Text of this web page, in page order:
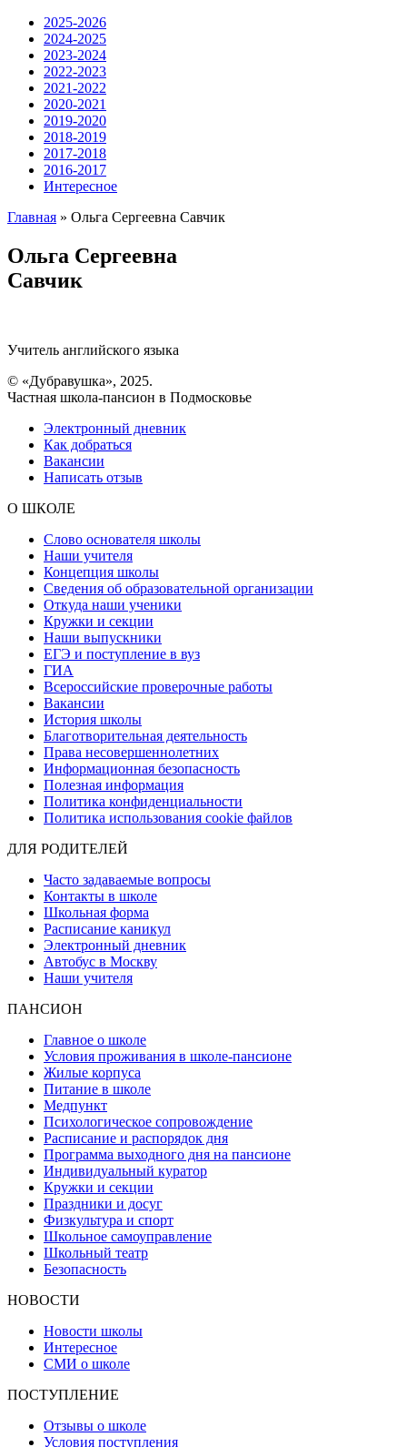
2025-2026
2024-2025
2023-2024
2022-2023
2021-2022
2020-2021
2019-2020
2018-2019
2017-2018
2016-2017
Интересное
Главная » Ольга Сергеевна Савчик
Ольга Сергеевна
Савчик
Учитель английского языка
© «Дубравушка», 2025.
Частная школа-пансион в Подмосковье
Электронный дневник
Как добраться
Вакансии
Написать отзыв
О ШКОЛЕ
Слово основателя школы
Наши учителя
Концепция школы
Сведения об образовательной организации
Откуда наши ученики
Кружки и секции
Наши выпускники
ЕГЭ и поступление в вуз
ГИА
Всероссийские проверочные работы
Вакансии
История школы
Благотворительная деятельность
Права несовершеннолетних
Информационная безопасность
Полезная информация
Политика конфиденциальности
Политика использования cookie файлов
ДЛЯ РОДИТЕЛЕЙ
Часто задаваемые вопросы
Контакты в школе
Школьная форма
Расписание каникул
Электронный дневник
Автобус в Москву
Наши учителя
ПАНСИОН
Главное о школе
Условия проживания в школе-пансионе
Жилые корпуса
Питание в школе
Медпункт
Психологическое сопровождение
Расписание и распорядок дня
Программа выходного дня на пансионе
Индивидуальный куратор
Кружки и секции
Праздники и досуг
Физкультура и спорт
Школьное самоуправление
Школьный театр
Безопасность
НОВОСТИ
Новости школы
Интересное
СМИ о школе
ПОСТУПЛЕНИЕ
Отзывы о школе
Условия поступления